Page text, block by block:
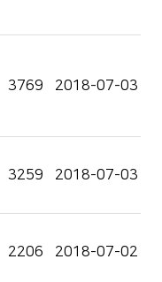
3769 2018-07-03
3259 2018-07-03
2206 2018-07-02